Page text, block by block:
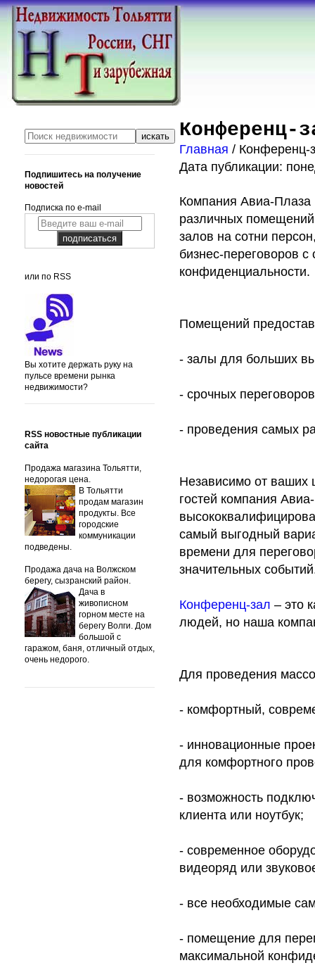
Конференц-
Главная / Конференц-
Дата публикации:
Компания Авиа-Плаза
различных
залов на сотни
бизнес-переговоров
конфиденциальности.
Помещений
- залы для больших
- срочных
- проведения самых
Независимо от ваших
гостей компания
самый выгодный
времени для
значительных
Конференц-зал – это
людей, но наша
Для проведения
- комфортный,
- инновационные
для комфортного
- возможность
клиента или ноутбук;
- современное
видеоряд или
- все необходимые
- помещение для
максимальной
Подпишитесь на получение
новостей
Подписка по e-mail
или по RSS
Вы хотите держать руку на
пульсе времени рынка
недвижимости?
RSS новостные публикации
сайта
Продажа магазина Тольятти,
недорогая цена.
В Тольятти
продам магазин
продукты. Все
городские
коммуникации
подведены.
Продажа дача на Волжском
берегу, сызранский район.
Дача в
живописном
горном месте на
берегу Волги. Дом
большой с
гаражом, баня, отличный отдых,
очень недорого.